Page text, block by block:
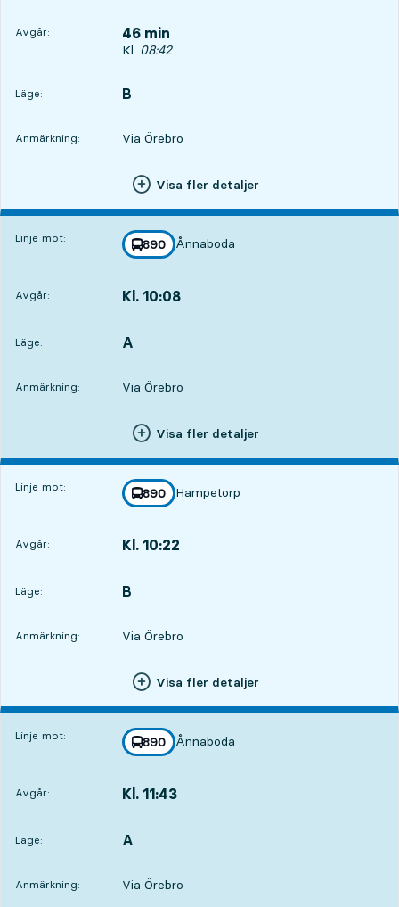
Avgår: 46 min
Avgår, Kl. 08:42, om 46 min
Kl. 08:42
Läge:
LÄGE, B
,
Anmärkning: Via Örebro
Visa fler detaljer
Linje mot: linje
890
mot
Ånnaboda
,
Avgår: Kl. 10:08
Läge:
LÄGE, A
,
Anmärkning: Via Örebro
Visa fler detaljer
Linje mot: linje
890
mot
Hampetorp
,
Avgår: Kl. 10:22
Läge:
LÄGE, B
,
Anmärkning: Via Örebro
Visa fler detaljer
Linje mot: linje
890
mot
Ånnaboda
,
Avgår: Kl. 11:43
Läge:
LÄGE, A
,
Anmärkning: Via Örebro